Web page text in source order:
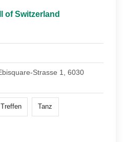
of Switzerland
Strasse 1, 6030
Treffen Tanz